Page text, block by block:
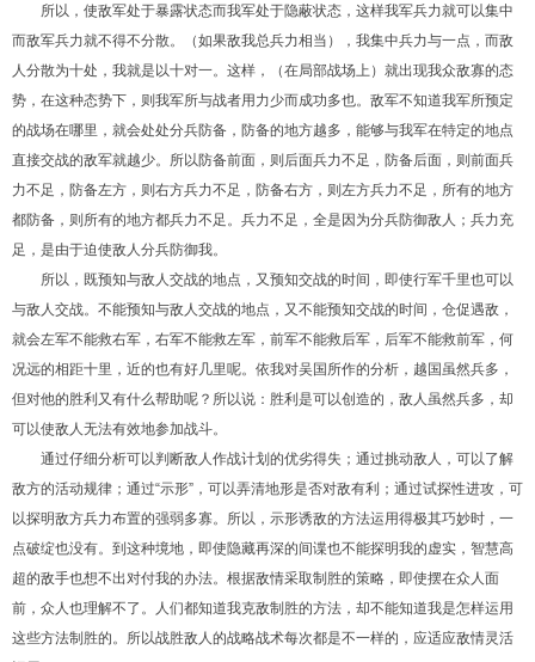
所以，使敌军处于暴露状态而我军处于隐蔽状态，这样我军兵力就可以集中
而敌军兵力就不得不分散。（如果敌我总兵力相当），我集中兵力与一点，而敌
人分散为十处，我就是以十对一。这样，（在局部战场上）就出现我众敌寡的态
势，在这种态势下，则我军所与战者用力少而成功多也。敌军不知道我军所预定
的战场在哪里，就会处处分兵防备，防备的地方越多，能够与我军在特定的地点
直接交战的敌军就越少。所以防备前面，则后面兵力不足，防备后面，则前面兵
力不足，防备左方，则右方兵力不足，防备右方，则左方兵力不足，所有的地方
都防备，则所有的地方都兵力不足。兵力不足，全是因为分兵防御敌人；兵力充
足，是由于迫使敌人分兵防御我。
所以，既预知与敌人交战的地点，又预知交战的时间，即使行军千里也可以
与敌人交战。不能预知与敌人交战的地点，又不能预知交战的时间，仓促遇敌，
就会左军不能救右军，右军不能救左军，前军不能救后军，后军不能救前军，何
况远的相距十里，近的也有好几里呢。依我对吴国所作的分析，越国虽然兵多，
但对他的胜利又有什么帮助呢？所以说：胜利是可以创造的，敌人虽然兵多，却
可以使敌人无法有效地参加战斗。
通过仔细分析可以判断敌人作战计划的优劣得失；通过挑动敌人，可以了解
敌方的活动规律；通过“示形”，可以弄清地形是否对敌有利；通过试探性进攻，可
以探明敌方兵力布置的强弱多寡。所以，示形诱敌的方法运用得极其巧妙时，一
点破绽也没有。到这种境地，即使隐藏再深的间谍也不能探明我的虚实，智慧高
超的敌手也想不出对付我的办法。根据敌情采取制胜的策略，即使摆在众人面
前，众人也理解不了。人们都知道我克敌制胜的方法，却不能知道我是怎样运用
这些方法制胜的。所以战胜敌人的战略战术每次都是不一样的，应适应敌情灵活